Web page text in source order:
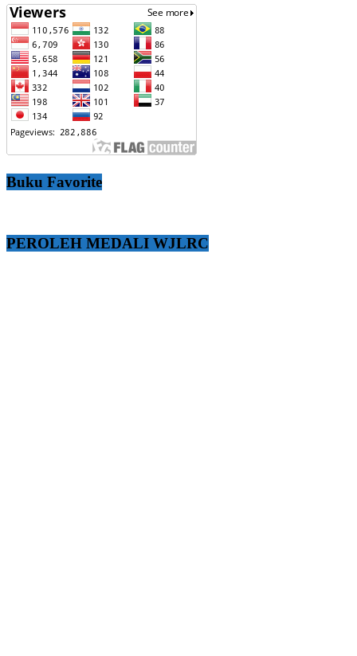
Buku Favorite
PEROLEH MEDALI WJLRC